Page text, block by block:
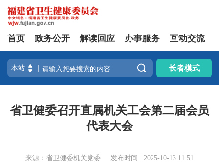
首页 政务公开 解读回应 办事服务 互动交流
 长者模式
省卫健委召开直属机关工会第二届会员
代表大会
来源：省卫健委机关党委
发布时间 : 2025-10-13 11:51